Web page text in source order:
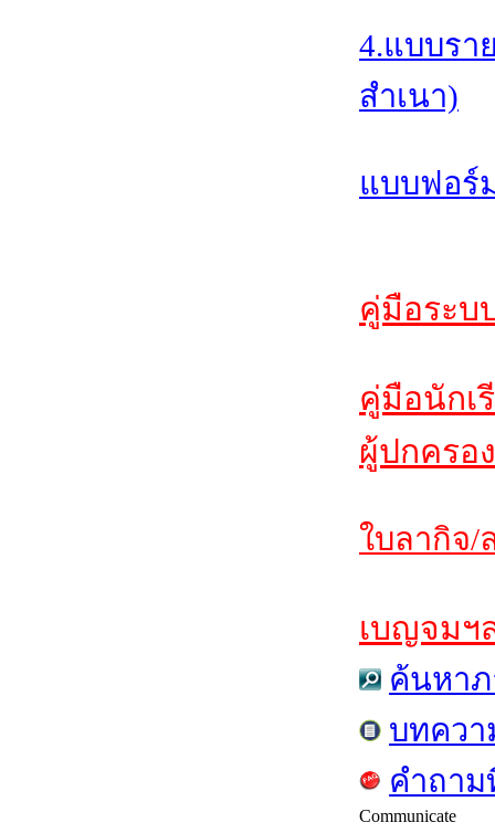
4.แบบรา
สำเนา)
แบบฟอร์
คู่มือระบ
คู่มือนักเ
ผู้ปกครอ
ใบลากิจ/
เบญจมฯ
ค้นหาภ
บทควา
คำถา
Communicate